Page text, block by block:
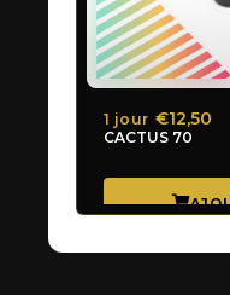
CACTUS 70
1 jour €12,50